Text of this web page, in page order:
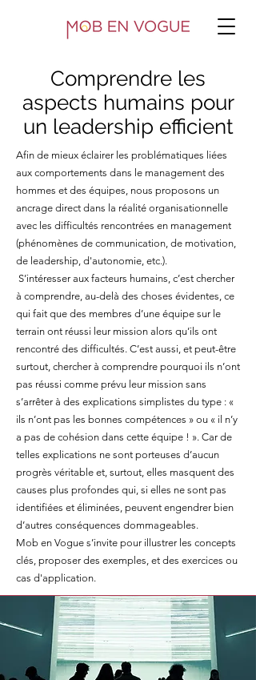
Comprendre les
aspects humains pour
un leadership efficient
Afin de mieux éclairer les problématiques liées
aux comportements dans le management des
hommes et des équipes, nous proposons un
ancrage direct dans la réalité organisationnelle
avec les difficultés rencontrées en management
(phénomènes de communication, de motivation,
de leadership, d'autonomie, etc.).
S’intéresser aux facteurs humains, c’est chercher
à comprendre, au-delà des choses évidentes, ce
qui fait que des membres d’une équipe sur le
terrain ont réussi leur mission alors qu’ils ont
rencontré des difficultés. C’est aussi, et peut-être
surtout, chercher à comprendre pourquoi ils n’ont
pas réussi comme prévu leur mission sans
s’arrêter à des explications simplistes du type : «
ils n’ont pas les bonnes compétences » ou « il n’y
a pas de cohésion dans cette équipe ! ». Car de
telles explications ne sont porteuses d’aucun
progrès véritable et, surtout, elles masquent des
causes plus profondes qui, si elles ne sont pas
identifiées et éliminées, peuvent engendrer bien
d’autres conséquences dommageables.
Mob en Vogue s’invite pour illustrer les concepts
clés, proposer des exemples, et des exercices ou
cas d'application.